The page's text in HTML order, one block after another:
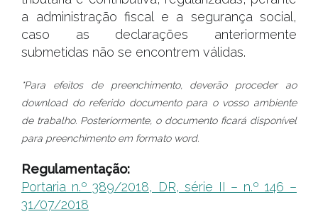
a administração fiscal e a segurança social,
caso as declarações anteriormente
submetidas não se encontrem válidas.
*Para efeitos de preenchimento, deverão proceder ao
download do referido documento para o vosso ambiente
de trabalho. Posteriormente, o documento ficará disponível
para preenchimento em formato word.
Regulamentação:
Portaria n.º 389/2018, DR, série II – n.º 146 –
31/07/2018